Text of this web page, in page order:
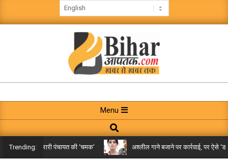
to
BIHAR
AAPTAK
Navigation
Menu
Menu
Search
Trending:
तक पहुंची गरारी पंचायत की ‘चमक’ अश्लील गाने बजाने पर कार्रवाई, पर ऐसे